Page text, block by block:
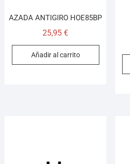
AZADA ANTIGIRO HOE85BP
25,95€
Añadir al carrito